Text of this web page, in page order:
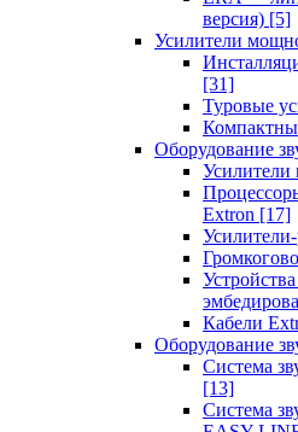
версия) [5]
Усилители
[31]
Туровые
Оборудование
Extron [17]
Кабели
Оборудование
Система
[13]
Система